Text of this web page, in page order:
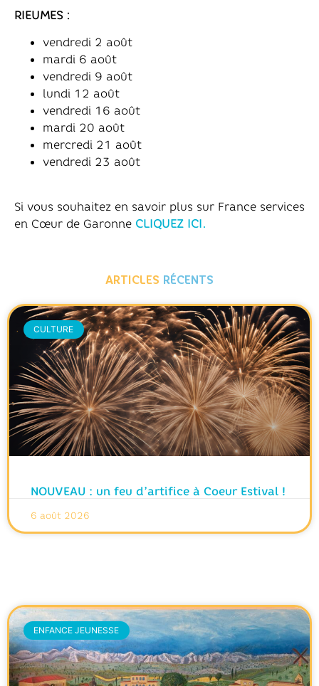
RIEUMES :
vendredi 2 août
mardi 6 août
vendredi 9 août
lundi 12 août
vendredi 16 août
mardi 20 août
mercredi 21 août
vendredi 23 août
Si vous souhaitez en savoir plus sur France services
en Cœur de Garonne CLIQUEZ ICI.
ARTICLES RÉCENTS
CULTURE
NOUVEAU : un feu d’artifice à Coeur Estival !
6 août 2026
ENFANCE JEUNESSE